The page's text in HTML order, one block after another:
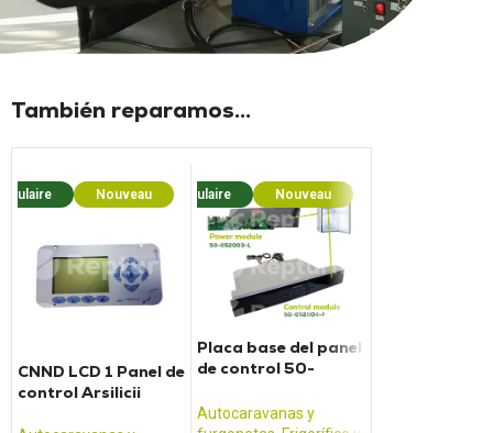
También reparamos...
Nouveau
CNND LCD 1 Panel de
control Arsilicii
Populaire Nouveau
Placa base del panel
de control 50-
052003L
Autocaravanas y